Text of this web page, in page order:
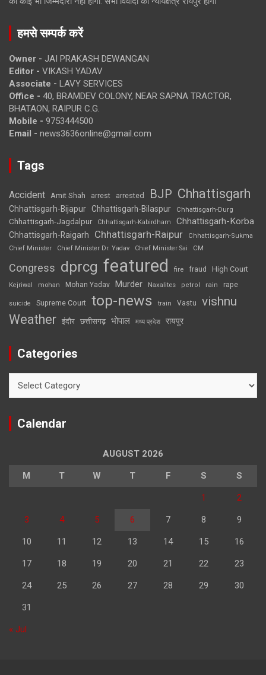
हमसे सम्पर्क करें
Owner - JAI PRAKASH DEWANGAN
Editor - VIKASH YADAV
Associate - LAVY SERVICES
Office - 40, BRAMDEV COLONY, NEAR SAPNA TRACTOR,
BHATAON, RAIPUR C.G.
Mobile - 9753444500
Email - news3636online@gmail.com
Tags
Accident Amit Shah arrest arrested BJP Chhattisgarh
Chhattisgarh-Bijapur Chhattisgarh-Bilaspur Chhattisgarh-Durg
Chhattisgarh-Jagdalpur Chhattisgarh-Kabirdham Chhattisgarh-Korba
Chhattisgarh-Raigarh Chhattisgarh-Raipur
Chhattisgarh-Sukma
Chief Minister
Chief Minister Dr. Yadav Chief Minister Sai CM
Congress dprcg featured fire fraud High Court
Kejriwal mohan Mohan Yadav Murder Naxalites petrol rain rape
suicide Supreme Court top-news train Vastu vishnu
Weather इंदौर छत्तीसगढ़ भोपाल मध्य प्रदेश रायपुर
Categories
Calendar
AUGUST 2026
M T W T F S S
1 2
3 4 5 6 7 8 9
10 11 12 13 14 15 16
17 18 19 20 21 22 23
24 25 26 27 28 29 30
31
« Jul